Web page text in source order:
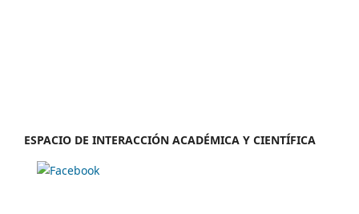
ESPACIO DE INTERACCIÓN ACADÉMICA Y CIENTÍFICA